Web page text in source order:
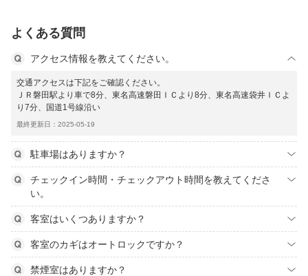
よくある質問
アクセス情報を教えてください。
交通アクセスは下記をご確認ください。
ＪＲ磐田駅より車で8分、東名高速磐田ＩＣより8分、東名高速袋井ＩＣよ
り7分、国道1号線沿い
最終更新日：2025-05-19
駐車場はありますか？
チェックイン時間・チェックアウト時間を教えてくださ
い。
客室はいくつありますか？
客室のカギはオートロックですか？
禁煙室はありますか？